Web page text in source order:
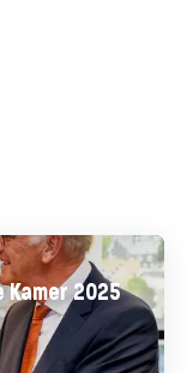
2025